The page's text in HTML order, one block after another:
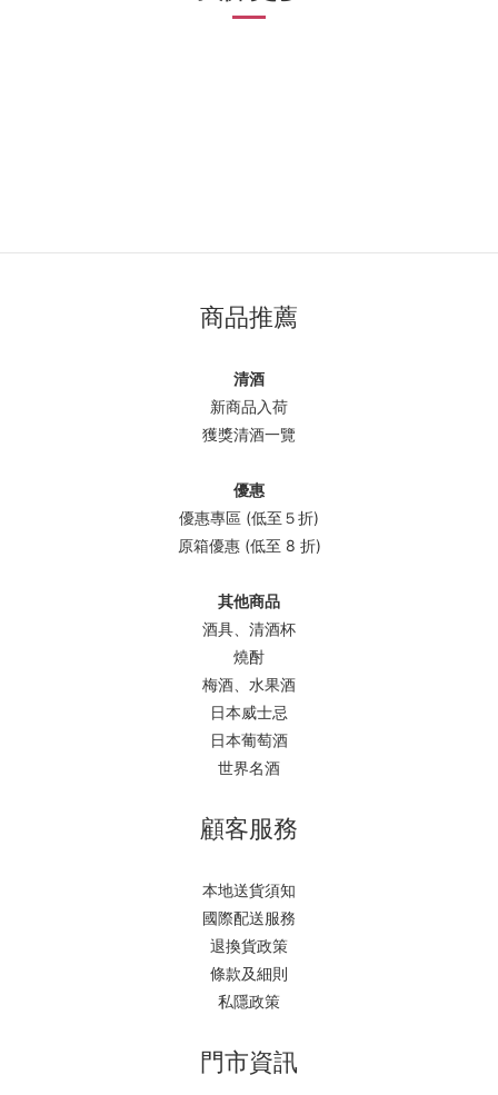
商品推薦
清酒
新商品入荷
獲獎清酒一覽
優惠
優惠專區 (低至５折)
原箱優惠 (低至 8 折)
其他商品
酒具、清酒杯
燒酎
梅酒、水果酒
日本威士忌
日本葡萄酒
世界名酒
顧客服務
本地送貨須知
國際配送服務
退換貨政策
條款及細則
私隱政策
門市資訊